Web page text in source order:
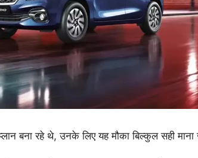
बना रहे थे, उनके लिए यह मौका बिल्कुल सही माना